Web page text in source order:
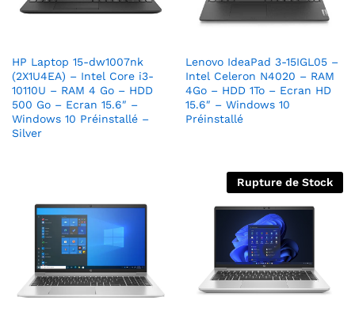
HP Laptop 15-dw1007nk
(2X1U4EA) – Intel Core i3-
10110U – RAM 4 Go – HDD
500 Go – Ecran 15.6″ –
Windows 10 Préinstallé –
Silver
Lenovo IdeaPad 3-15IGL05 –
Intel Celeron N4020 – RAM
4Go – HDD 1To – Ecran HD
15.6″ – Windows 10
Préinstallé
Rupture de Stock